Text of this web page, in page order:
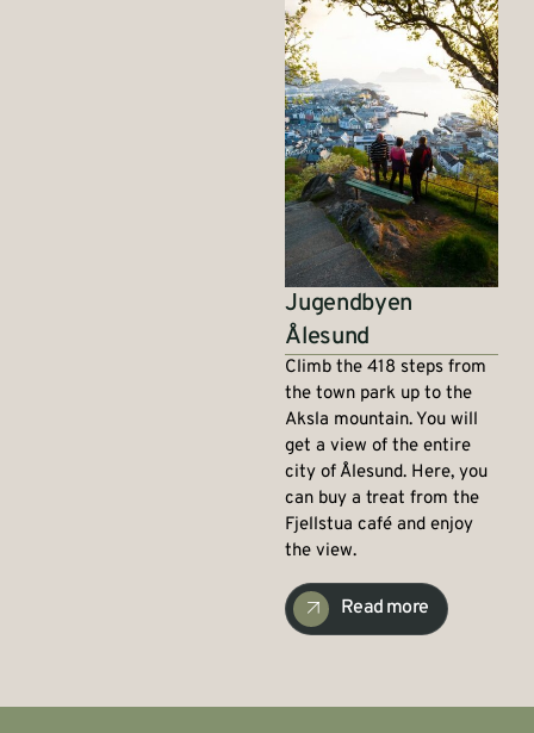
Jugendbyen
Ålesund
Climb the 418 steps from
the town park up to the
Aksla mountain. You will
get a view of the entire
city of Ålesund. Here, you
can buy a treat from the
Fjellstua café and enjoy
the view.
Read more